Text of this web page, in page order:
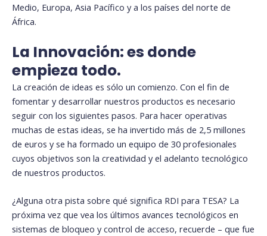
Medio, Europa, Asia Pacífico y a los países del norte de
África.
La Innovación: es donde
empieza todo.
La creación de ideas es sólo un comienzo. Con el fin de
fomentar y desarrollar nuestros productos es necesario
seguir con los siguientes pasos. Para hacer operativas
muchas de estas ideas, se ha invertido más de 2,5 millones
de euros y se ha formado un equipo de 30 profesionales
cuyos objetivos son la creatividad y el adelanto tecnológico
de nuestros productos.
¿Alguna otra pista sobre qué significa RDI para TESA? La
próxima vez que vea los últimos avances tecnológicos en
sistemas de bloqueo y control de acceso, recuerde – que fue